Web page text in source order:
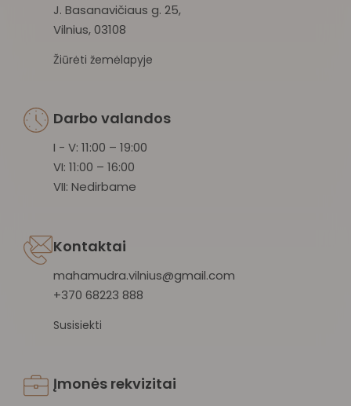
J. Basanavičiaus g. 25,
Vilnius, 03108
Žiūrėti žemėlapyje
Darbo valandos
I - V: 11:00 – 19:00
VI: 11:00 – 16:00
VII: Nedirbame
Kontaktai
mahamudra.vilnius@gmail.com
+370 68223 888
Susisiekti
Įmonės rekvizitai